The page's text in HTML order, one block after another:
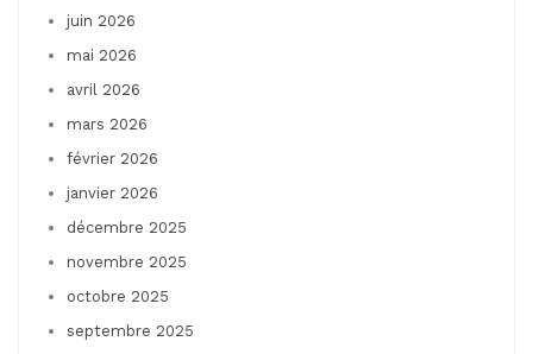
juin 2026
mai 2026
avril 2026
mars 2026
février 2026
janvier 2026
décembre 2025
novembre 2025
octobre 2025
septembre 2025